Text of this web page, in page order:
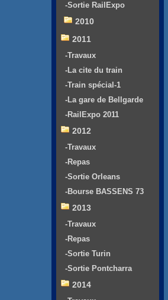
-Sortie RailExpo
2010
2011
-Travaux
-La cite du train
-Train spécial-1
-La gare de Bellgarde
-RailExpo 2011
2012
-Travaux
-Repas
-Sortie Orleans
-Bourse BASSENS 73
2013
-Travaux
-Repas
-Sortie Turin
-Sortie Pontcharra
2014